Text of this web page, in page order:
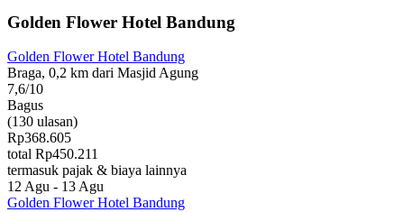
Golden Flower Hotel Bandung
Golden Flower Hotel Bandung
Braga, 0,2 km dari Masjid Agung
7,6/10
Bagus
(130 ulasan)
Rp368.605
total Rp450.211
termasuk pajak & biaya lainnya
12 Agu - 13 Agu
Golden Flower Hotel Bandung